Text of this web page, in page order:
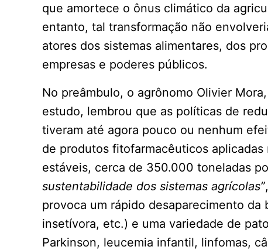
que amortece o ônus climático da
entanto, tal transformação não
atores dos sistemas alimentares, dos
empresas e poderes públicos.
No preâmbulo, o agrônomo Olivier
estudo, lembrou que as políticas de
tiveram até agora pouco ou nenhum
de produtos fitofarmacêuticos
estáveis, cerca de 350.000 toneladas
sustentabilidade dos sistemas agrícolas”
provoca um rápido desaparecimento
insetívora, etc.) e uma variedade de
Parkinson, leucemia infantil, linfomas,